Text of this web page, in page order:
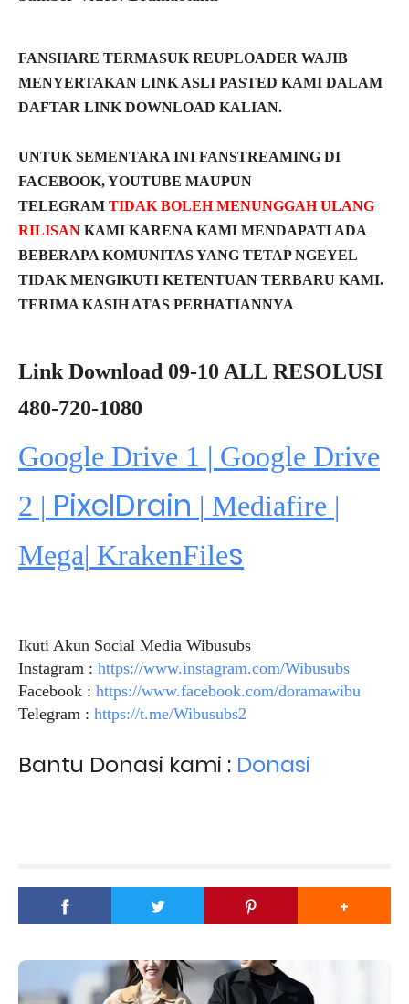
FANSHARE TERMASUK REUPLOADER WAJIB
MENYERTAKAN LINK ASLI PASTED KAMI DALAM
DAFTAR LINK DOWNLOAD KALIAN.
UNTUK SEMENTARA INI FANSTREAMING DI
FACEBOOK, YOUTUBE MAUPUN
TELEGRAM TIDAK BOLEH MENUNGGAH ULANG
RILISAN KAMI KARENA KAMI MENDAPATI ADA
BEBERAPA KOMUNITAS YANG TETAP NGEYEL
TIDAK MENGIKUTI KETENTUAN TERBARU KAMI.
TERIMA KASIH ATAS PERHATIANNYA
Link Download 09-10 ALL RESOLUSI
480-720-1080
Google Drive 1 | Google Drive
2 | PixelDrain | Mediafire |
Mega| KrakenFiles
Ikuti Akun Social Media Wibusubs
Instagram : https://www.instagram.com/Wibusubs
Facebook : https://www.facebook.com/doramawibu
Telegram : https://t.me/Wibusubs2
Bantu Donasi kami : Donasi